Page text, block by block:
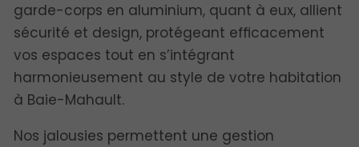
garde-corps en aluminium, quant à eux, allient
sécurité et design, protégeant efficacement
vos espaces tout en s’intégrant
harmonieusement au style de votre habitation
à Baie-Mahault.
Nos jalousies permettent une gestion